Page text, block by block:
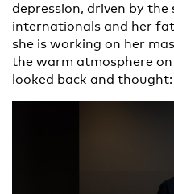
depression, driven by
internationals and her
she is working on her
the warm atmosphere
looked back and